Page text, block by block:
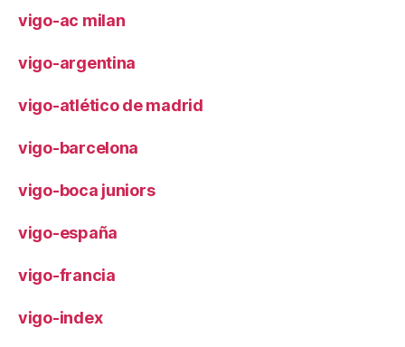
vigo-ac milan
vigo-argentina
vigo-atlético de madrid
vigo-barcelona
vigo-boca juniors
vigo-españa
vigo-francia
vigo-index